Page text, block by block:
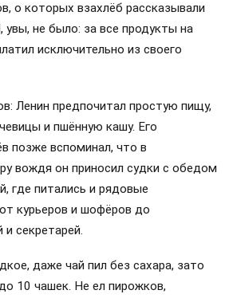
о которых взахлёб рассказывали
не было: за все продукты на
исключительно из своего
Ленин предпочитал простую пищу,
и пшённую кашу. Его
позже вспоминал, что в
вождя он приносил судки с обедом
где питались и рядовые
курьеров и шофёров до
секретарей.
даже чай пил без сахара, зато
10 чашек. Не ел пирожков,